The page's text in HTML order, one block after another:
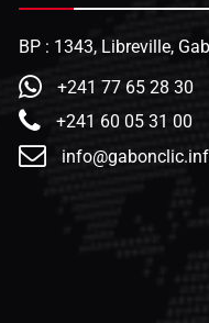
BP : 1343, Libreville,
+241 77 65 28 30
+241 60 05 31 00